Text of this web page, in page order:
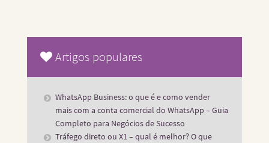
Artigos populares
WhatsApp Business: o que é e como vender
mais com a conta comercial do WhatsApp – Guia
Completo para Negócios de Sucesso
Tráfego direto ou X1 – qual é melhor? O que